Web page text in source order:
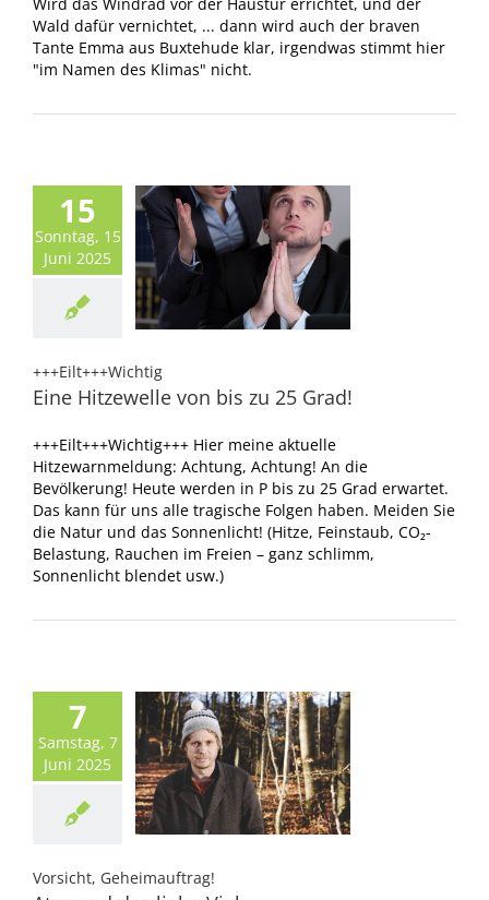
Wald dafür vernichtet, ... dann wird auch der braven
Tante Emma aus Buxtehude klar, irgendwas stimmt hier
"im Namen des Klimas" nicht.
15
Sonntag, 15
Juni 2025
+++Eilt+++Wichtig
Eine Hitzewelle von bis zu 25 Grad!
+++Eilt+++Wichtig+++ Hier meine aktuelle
Hitzewarnmeldung: Achtung, Achtung! An die
Bevölkerung! Heute werden in P bis zu 25 Grad erwartet.
Das kann für uns alle tragische Folgen haben. Meiden Sie
die Natur und das Sonnenlicht! (Hitze, Feinstaub, CO₂-
Belastung, Rauchen im Freien – ganz schlimm,
Sonnenlicht blendet usw.)
7
Samstag, 7
Juni 2025
Vorsicht, Geheimauftrag!